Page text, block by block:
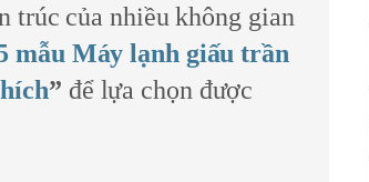
trúc của nhiều không gian
mẫu Máy lạnh giấu trần
” để lựa chọn được